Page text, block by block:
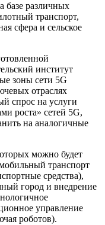
базе различных
транспорт,
сфера и сельское
институт
зоны сети 5G
отраслях
спрос на услуги
роста» сетей 5G,
на аналогичные
можно будет
транспорт
средства),
город и внедрение
управление
роботов).